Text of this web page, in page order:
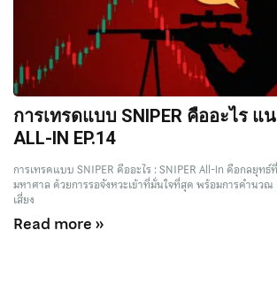
การเทรดแบบ SNIPER คืออะไร แ
ALL-IN EP.14
การเทรดแบบ SNIPER คืออะไร : SNIPER All-in คือกลยุทธ์
มหาศาล ด้วยการรอจังหวะเข้าที่มั่นใจที่สุด พร้อมการคำนว
เสี่ยง
Read more »